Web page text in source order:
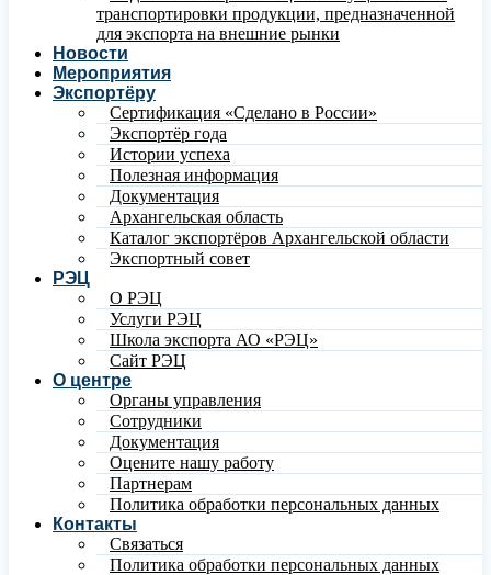
транспортировки продукции, предназначенной
для экспорта на внешние рынки
Новости
Мероприятия
Экспортёру
Сертификация «Сделано в России»
Экспортёр года
Истории успеха
Полезная информация
Документация
Архангельская область
Каталог экспортёров Архангельской области
Экспортный совет
РЭЦ
О РЭЦ
Услуги РЭЦ
Школа экспорта АО «РЭЦ»
Сайт РЭЦ
О центре
Органы управления
Сотрудники
Документация
Оцените нашу работу
Партнерам
Политика обработки персональных данных
Контакты
Связаться
Политика обработки персональных данных